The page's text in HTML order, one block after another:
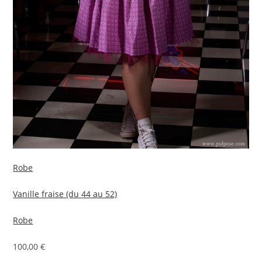
Robe
Vanille fraise (du 44 au 52)
Robe
100,00 €